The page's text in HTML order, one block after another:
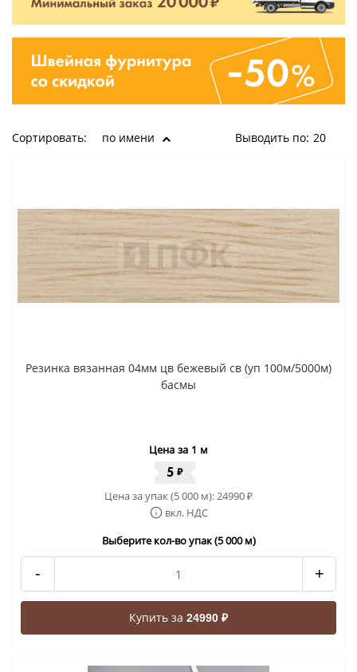
Сортировать: по имени Выводить по: 20
Резинка вязанная 04мм цв бежевый св (уп 100м/5000м)
басмы
Цена за 1 м
5 ₽
Цена за упак (5 000 м):24990₽
вкл. НДС
Выберите кол-во упак (5 000 м)
- +
Купить за 24990 ₽